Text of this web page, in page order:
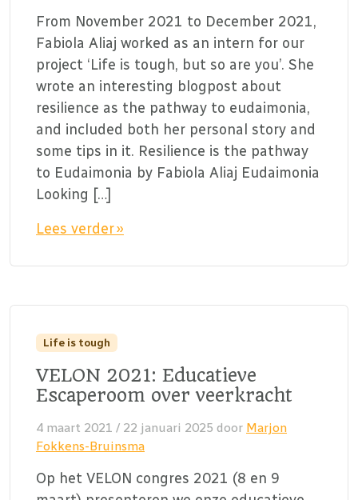
From November 2021 to December 2021,
Fabiola Aliaj worked as an intern for our
project ‘Life is tough, but so are you’. She
wrote an interesting blogpost about
resilience as the pathway to eudaimonia,
and included both her personal story and
some tips in it. Resilience is the pathway
to Eudaimonia by Fabiola Aliaj Eudaimonia
Looking […]
Lees verder »
Life is tough
VELON 2021: Educatieve
Escaperoom over veerkracht
4 maart 2021 / 22 januari 2025 door Marjon
Fokkens-Bruinsma
Op het VELON congres 2021 (8 en 9